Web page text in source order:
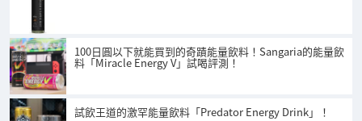
100日圓以下就能買到的奇蹟能量飲料！Sangaria的能量飲
料「Miracle Energy V」試喝評測！
試飲王道的激罕能量飲料「Predator Energy Drink」！